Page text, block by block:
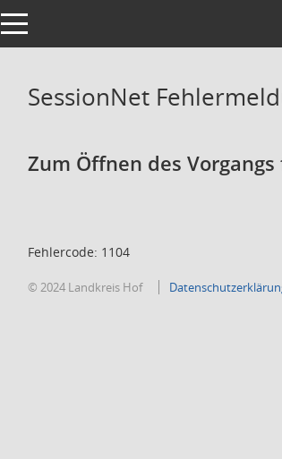
Toggle navigation
SessionNet
Zum Öffnen des
Fehlercode: 1104
© 2024 Landkreis Hof